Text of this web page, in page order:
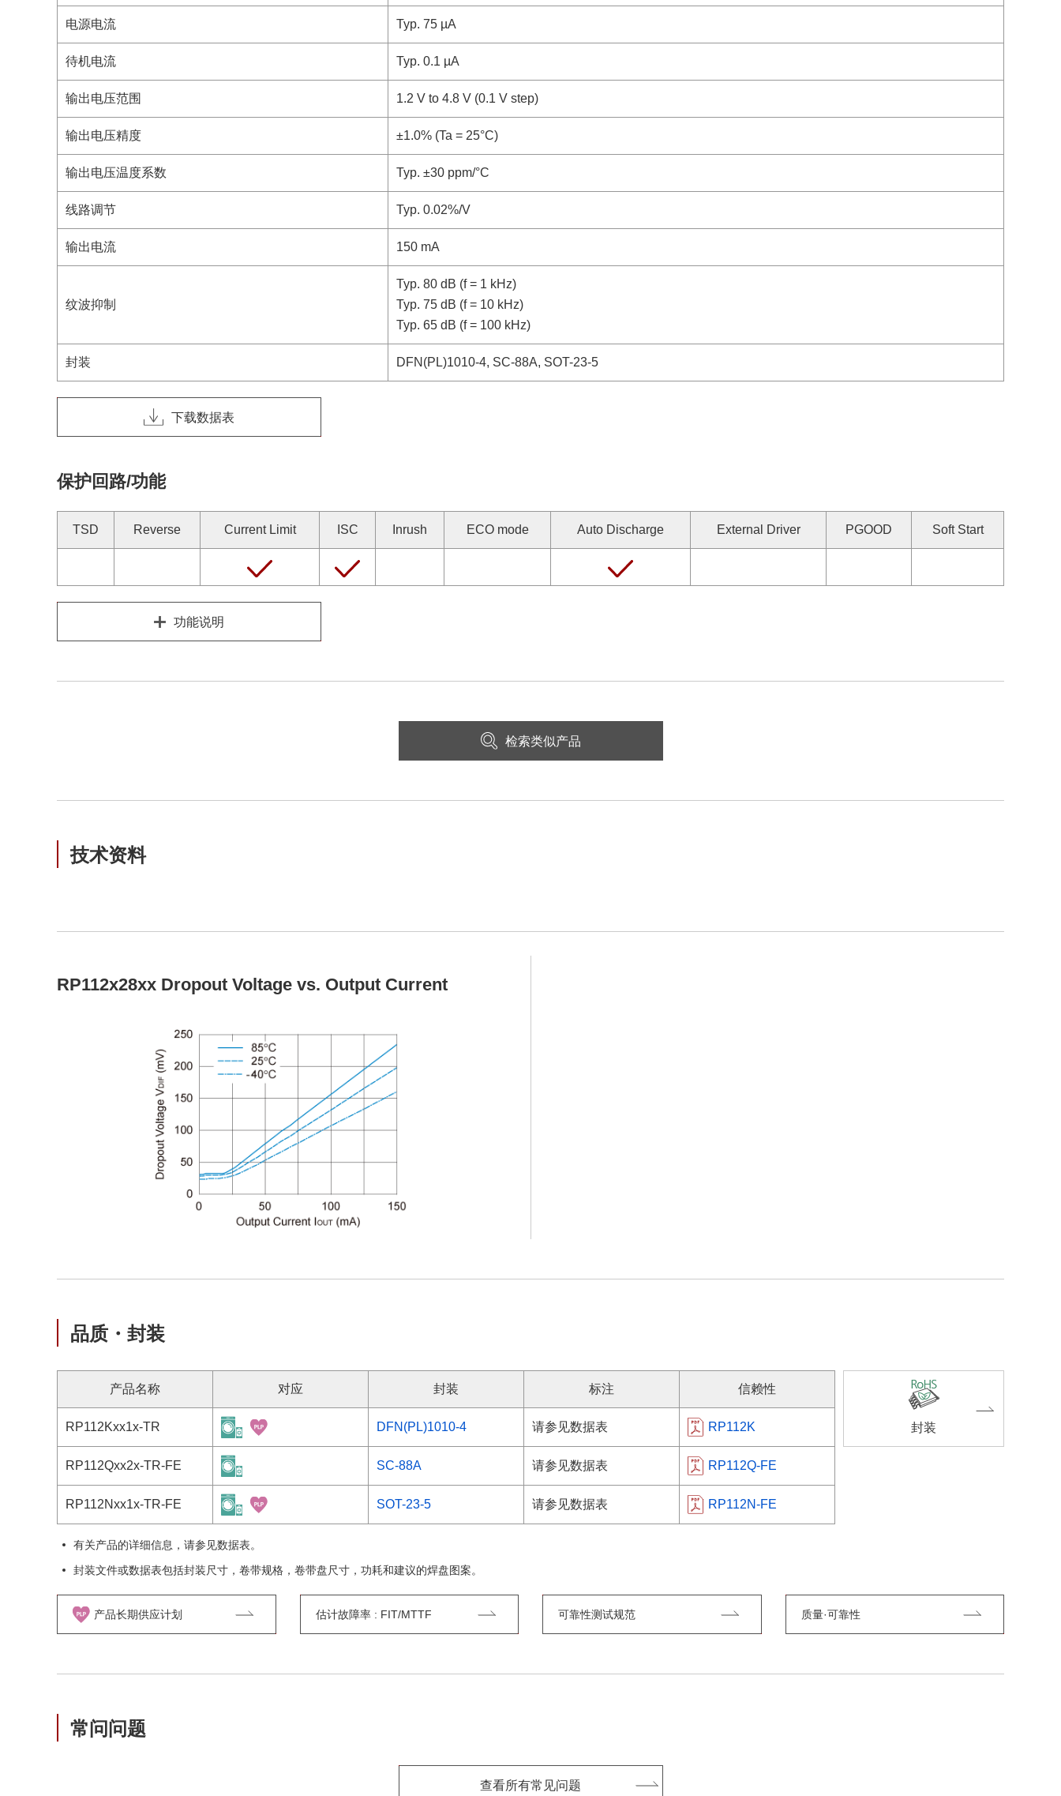
电源电流 Typ. 75 µA
待机电流 Typ. 0.1 µA
输出电压范围 1.2 V to 4.8 V (0.1 V step)
输出电压精度 ±1.0% (Ta = 25°C)
输出电压温度系数 Typ. ±30 ppm/°C
线路调节 Typ. 0.02%/V
输出电流 150 mA
纹波抑制
Typ. 80 dB (f = 1 kHz)
Typ. 75 dB (f = 10 kHz)
Typ. 65 dB (f = 100 kHz)
封装 DFN(PL)1010-4, SC-88A, SOT-23-5
下载数据表
保护回路/功能
TSD Reverse Current Limit ISC Inrush ECO mode Auto Discharge External Driver PGOOD Soft Start
功能说明
检索类似产品
技术资料
RP112x28xx Dropout Voltage vs. Output Current
品质・封装
产品名称 对应 封装 标注 信赖性
RP112Kxx1x-TR DFN(PL)1010-4 请参见数据表 RP112K
RP112Qxx2x-TR-FE SC-88A 请参见数据表 RP112Q-FE
RP112Nxx1x-TR-FE SOT-23-5 请参见数据表 RP112N-FE
封装
有关产品的详细信息，请参见数据表。
封装文件或数据表包括封装尺寸，卷带规格，卷带盘尺寸，功耗和建议的焊盘图案。
产品长期供应计划 估计故障率 : FIT/MTTF 可靠性测试规范 质量·可靠性
常问问题
查看所有常见问题